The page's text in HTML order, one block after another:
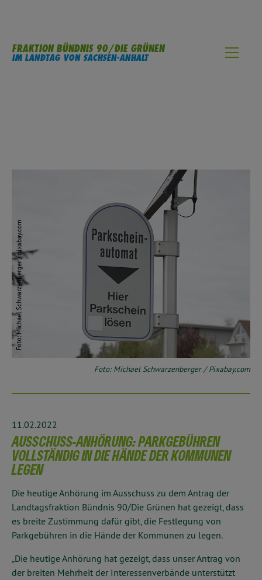
FRAKTION BÜNDNIS 90/DIE GRÜNEN
IM LANDTAG VON SACHSEN-ANHALT
Foto: Michael Schwarzenberger / Pixabay.com
11.02.2022
AUSSCHUSS-ANHÖRUNG: PARKGEBÜHREN
VOLLSTÄNDIG IN DIE HÄNDE DER KOMMUNEN
LEGEN
Die heutige Anhörung im Ausschuss zu dem Antrag der
Landtagsfraktion Bündnis 90/Die Grünen hat gezeigt, dass
es breite Zustimmung dafür gibt, die Festlegung von
Parkgebühren in die Hände der Kommunen zu legen.
„Die heutige Anhörung hat gezeigt, dass unser Antrag von
der breiten Mehrheit der Interessenverbände unterstützt